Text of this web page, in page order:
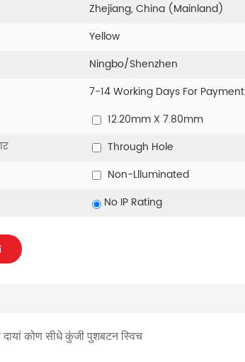
Zhejiang, China (Mainland)
Yellow
Ningbo/Shenzhen
7-14 Working Days For Payment
12.20mm X 7.80mm
Through Hole
Non-Llluminated
No IP Rating
कोण सीधे कुंजी पुशबटन स्विच